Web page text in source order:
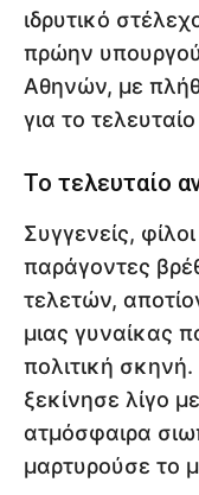
ιδρυτικό
πρώην υπουργού
Αθηνών, με
για το
Το τελευταίο
Συγγενείς,
παράγοντες
τελετών,
μιας γυναίκας
πολιτική
ξεκίνησε λίγο
ατμόσφαιρα
μαρτυρούσε το